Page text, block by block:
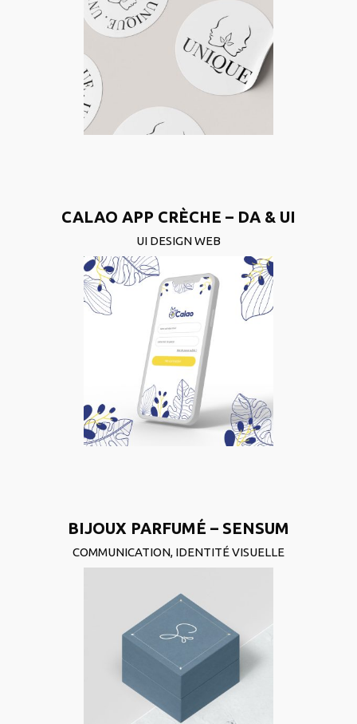
CALAO APP CRÈCHE – DA & UI
UI DESIGN WEB
BIJOUX PARFUMÉ – SENSUM
COMMUNICATION, IDENTITÉ VISUELLE